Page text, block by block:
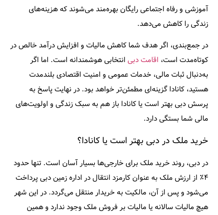
آموزشی و رفاه اجتماعی رایگان بهره‌مند می‌شوند که هزینه‌های
زندگی را کاهش می‌دهد.
در جمع‌بندی، اگر هدف شما کاهش مالیات و افزایش درآمد خالص در
کوتاه‌مدت است، اقامت دبی انتخابی هوشمندانه است. اما اگر
به‌دنبال ثبات مالی، خدمات عمومی و امنیت اقتصادی بلندمدت
هستید، کانادا گزینه‌ای مطمئن‌تر خواهد بود. در نهایت پاسخ به
پرسش دبی بهتر است یا کانادا باز هم به سبک زندگی و اولویت‌های
مالی شما بستگی دارد.
خرید ملک در دبی بهتر است یا کانادا؟
در دبی، روند خرید ملک برای خارجی‌ها بسیار آسان است. تنها حدود
۴٪ از ارزش ملک به عنوان کارمزد انتقال در اداره زمین دبی پرداخت
می‌شود و پس از آن، مالکیت به خریدار منتقل می‌گردد. در این شهر
هیچ مالیات سالانه یا مالیات بر فروش ملک وجود ندارد و همین